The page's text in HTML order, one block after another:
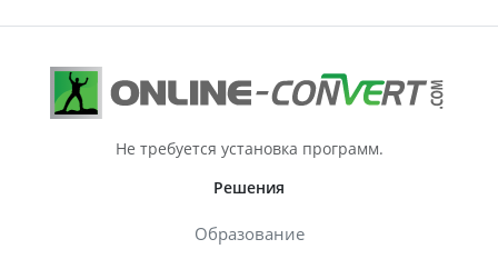
Не требуется установка программ.
Решения
Образование